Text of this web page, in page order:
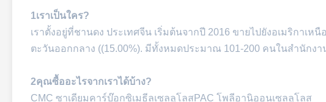
1เราเป็นใคร?
เราตั้งอยู่ที่ชานดง ประเทศจีน เริ่มต้นจากปี 2016 ขายไปยังอเมริกาเห
ตะวันออกกลาง ((15.00%). มีทั้งหมดประมาณ 101-200 คนในสํานักงา
2คุณซื้ออะไรจากเราได้บ้าง?
CMC ซาเดียมคาร์บ๊อกซิเมธีลเซลลูโลสPAC โพลีอานิออนเซลลูโลส